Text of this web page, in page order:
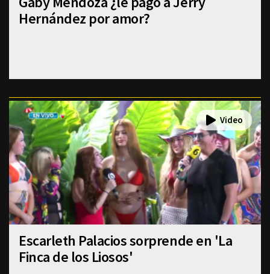
Hernández por amor?
Escarleth Palacios sorprende en 'La
Finca de los Liosos'